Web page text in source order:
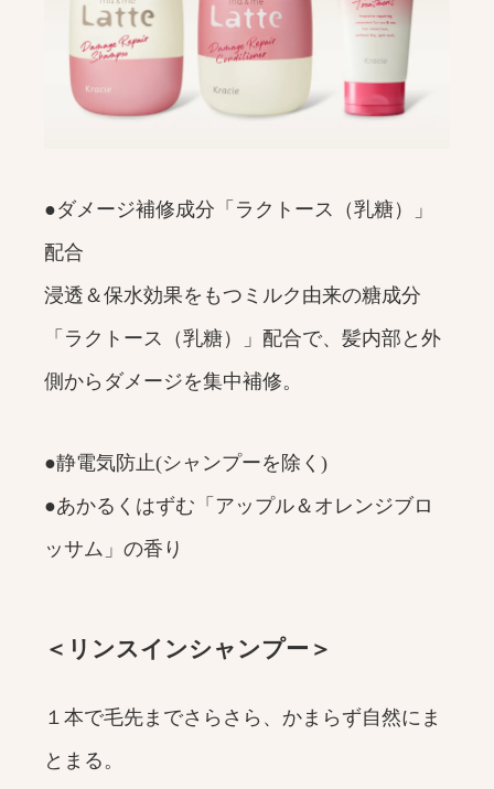
●ダメージ補修成分「ラクトース（乳糖）」
配合
浸透＆保水効果をもつミルク由来の糖成分
「ラクトース（乳糖）」配合で、髪内部と外
側からダメージを集中補修。
●静電気防止(シャンプーを除く)
●あかるくはずむ「アップル＆オレンジブロ
ッサム」の香り
＜リンスインシャンプー＞
１本で毛先までさらさら、かまらず自然にま
とまる。